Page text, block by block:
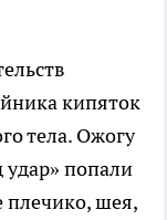
кипяток
тела. Ожогу
удар» попали
плечико, шея,